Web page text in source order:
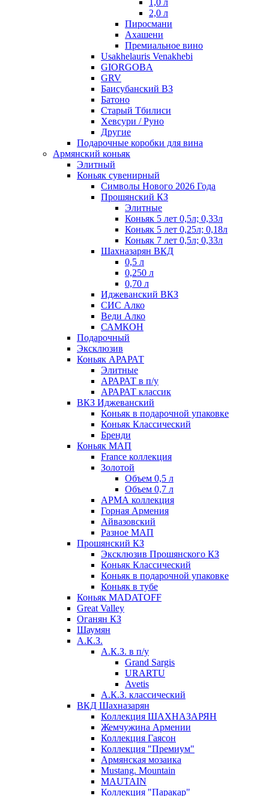
1,0 л
2,0 л
Пиросмани
Ахашени
Премиальное вино
Usakhelauris Venakhebi
GIORGOBA
GRV
Баисубанский ВЗ
Батоно
Старый Тбилиси
Хевсури / Руно
Другие
Подарочные коробки для вина
Армянский коньяк
Элитный
Коньяк сувенирный
Символы Нового 2026 Года
Прошянский КЗ
Элитные
Коньяк 5 лет 0,5л; 0,33л
Коньяк 5 лет 0,25л; 0,18л
Коньяк 7 лет 0,5л; 0,33л
Шахназарян ВКД
0,5 л
0,250 л
0,70 л
Иджеванский ВКЗ
СИС Алко
Веди Алко
САМКОН
Подарочный
Эксклюзив
Коньяк АРАРАТ
Элитные
АРАРАТ в п/у
АРАРАТ классик
ВКЗ Иджеванский
Коньяк в подарочной упаковке
Коньяк Классический
Бренди
Коньяк МАП
France коллекция
Золотой
Объем 0,5 л
Объем 0,7 л
АРМА коллекция
Горная Армения
Айвазовский
Разное МАП
Прошянский КЗ
Эксклюзив Прошянского КЗ
Коньяк Классический
Коньяк в подарочной упаковке
Коньяк в тубе
Коньяк MADATOFF
Great Valley
Оганян КЗ
Шаумян
А.К.З.
А.К.З. в п/у
Grand Sargis
URARTU
Avetis
А.К.З. классический
ВКД Шахназарян
Коллекция ШАХНАЗАРЯН
Жемчужина Армении
Коллекция Гаясон
Коллекция "Премиум"
Армянская мозаика
Mustang. Mountain
MAUTAIN
Коллекция "Паракар"